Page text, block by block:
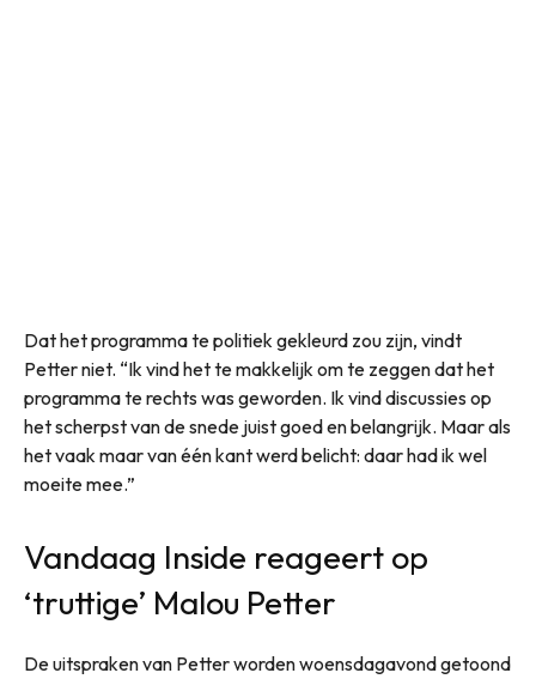
Dat het programma te politiek gekleurd zou zijn, vindt
Petter niet. “Ik vind het te makkelijk om te zeggen dat het
programma te rechts was geworden. Ik vind discussies op
het scherpst van de snede juist goed en belangrijk. Maar als
het vaak maar van één kant werd belicht: daar had ik wel
moeite mee.”
Vandaag Inside reageert op
‘truttige’ Malou Petter
De uitspraken van Petter worden woensdagavond getoond